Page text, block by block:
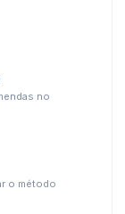
no
o método